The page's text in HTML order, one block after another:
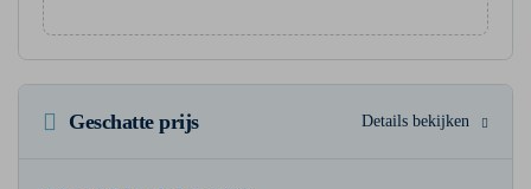
Geschatte prijs Details bekijken